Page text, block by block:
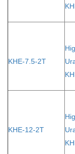
KHE-7.5-2T
KHE-12-2T